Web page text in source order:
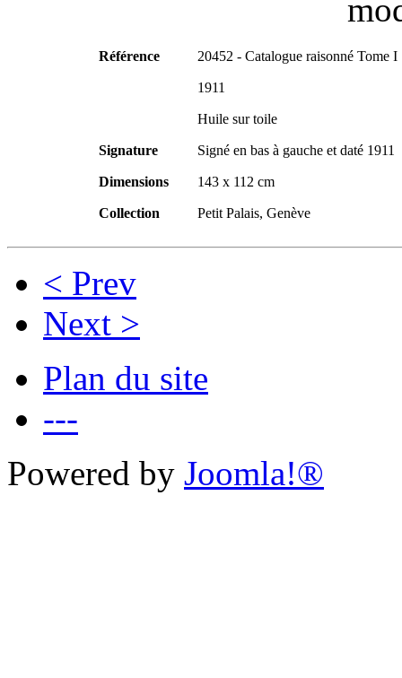
Référence 20452 - Catalogue raisonné Tome I
1911
Huile sur toile
Signature Signé en bas à gauche et daté 1911
Dimensions 143 x 112 cm
Collection Petit Palais, Genève
< Prev
Next >
Plan du site
---
Powered by Joomla!®